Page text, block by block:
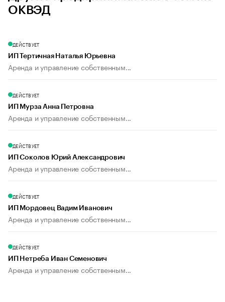
ОКВЭД
ДЕЙСТВУЕТ
ИП Тертичная Наталья Юрьевна
Аренда и управление собственным...
ДЕЙСТВУЕТ
ИП Мурза Анна Петровна
Аренда и управление собственным...
ДЕЙСТВУЕТ
ИП Соколов Юрий Александрович
Аренда и управление собственным...
ДЕЙСТВУЕТ
ИП Мордовец Вадим Иванович
Аренда и управление собственным...
ДЕЙСТВУЕТ
ИП Нетреба Иван Семенович
Аренда и управление собственным...